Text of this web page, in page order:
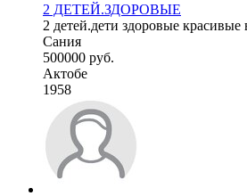
2 ДЕТЕЙ.ЗДОРОВЫЕ
2 детей.дети здоровые красивые
Сания
500000 руб.
Актобе
1958